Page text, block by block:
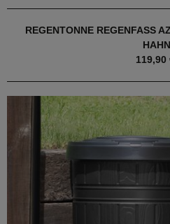
REGENTONNE REGENFASS
HAHN
119,90